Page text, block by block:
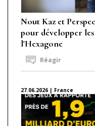
Nout Kaz et
pour développer
l'Hexagone
Réagir
27.06.2026 | France